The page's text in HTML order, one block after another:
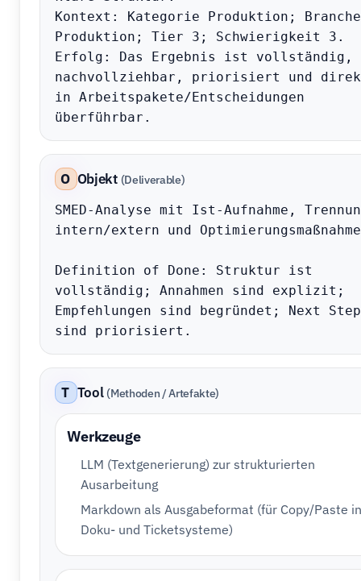
Kontext: Kategorie Produktion; Branche
Produktion; Tier 3; Schwierigkeit 3.
Erfolg: Das Ergebnis ist vollständig,
nachvollziehbar, priorisiert und
in Arbeitspakete/Entscheidungen
überführbar.
O Objekt (Deliverable)
SMED-Analyse mit Ist-Aufnahme,
intern/extern und
Definition of Done: Struktur ist
vollständig; Annahmen sind explizit;
Empfehlungen sind begründet; Next
sind priorisiert.
T Tool (Methoden / Artefakte)
Werkzeuge
LLM (Textgenerierung) zur strukturierten
Ausarbeitung
Markdown als Ausgabeformat (für Copy/Paste
Doku- und Ticketsysteme)